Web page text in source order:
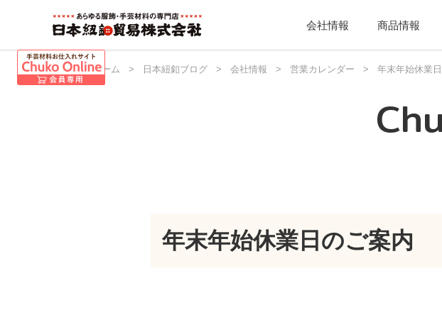
会社情報 商品情報
日本紐釦 ホーム > 日本紐釦ブログ > 会社情報 > 営業カレンダー > 年末年始休業
年末年始休業日のご案内